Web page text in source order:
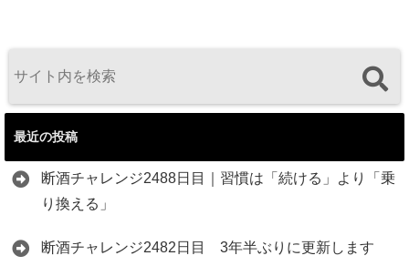
最近の投稿
断酒チャレンジ2488日目｜習慣は「続ける」より「乗
り換える」
断酒チャレンジ2482日目 3年半ぶりに更新します